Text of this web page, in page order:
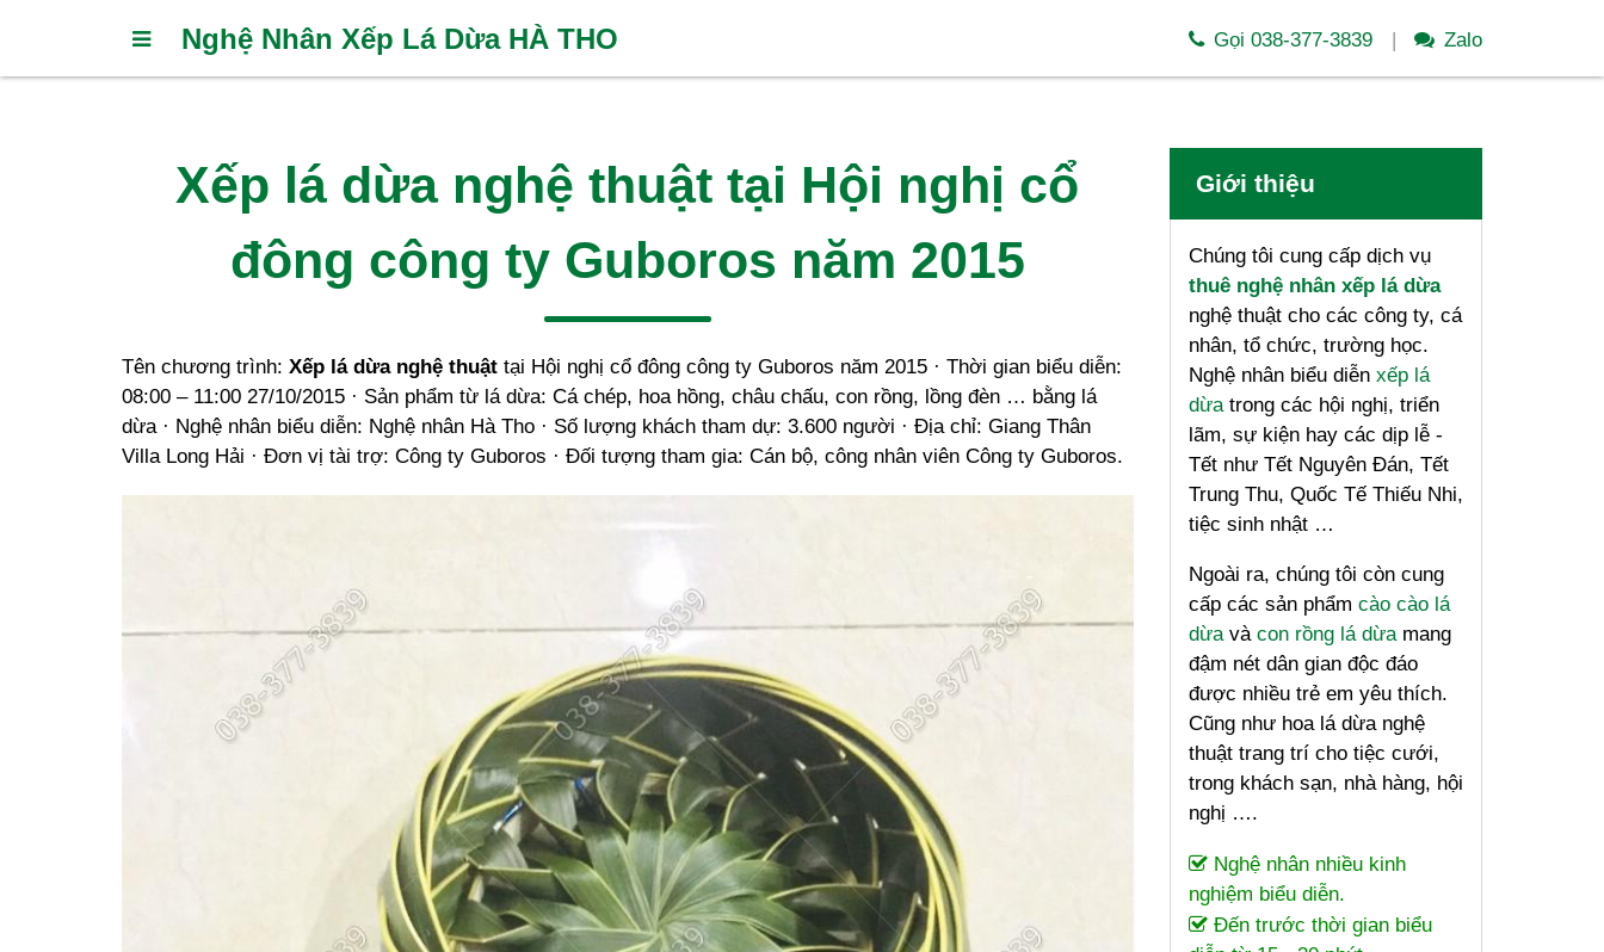
Nghệ Nhân Xếp Lá Dừa HÀ THO Gọi 038-377-3839 Zalo
Xếp lá dừa nghệ thuật tại Hội nghị cổ
đông công ty Guboros năm 2015
Tên chương trình: Xếp lá dừa nghệ thuật tại Hội nghị cổ đông công ty Guboros năm 2015 · Thời gian biểu diễn:
08:00 – 11:00 27/10/2015 · Sản phẩm từ lá dừa: Cá chép, hoa hồng, châu chấu, con rồng, lồng đèn … bằng lá
dừa · Nghệ nhân biểu diễn: Nghệ nhân Hà Tho · Số lượng khách tham dự: 3.600 người · Địa chỉ: Giang Thân
Villa Long Hải · Đơn vị tài trợ: Công ty Guboros · Đối tượng tham gia: Cán bộ, công nhân viên Công ty Guboros.
Giới thiệu
Chúng tôi cung cấp dịch vụ
thuê nghệ nhân xếp lá dừa
nghệ thuật cho các công ty, cá
nhân, tổ chức, trường học.
Nghệ nhân biểu diễn xếp lá
dừatrong các hội nghị, triển
lãm, sự kiện hay các dịp lễ -
Tết như Tết Nguyên Đán, Tết
Trung Thu, Quốc Tế Thiếu Nhi,
tiệc sinh nhật …
Ngoài ra, chúng tôi còn cung
cấp các sản phẩm cào cào lá
dừavà con rồng lá dừamang
đậm nét dân gian độc đáo
được nhiều trẻ em yêu thích.
Cũng như hoa lá dừa nghệ
thuật trang trí cho tiệc cưới,
trong khách sạn, nhà hàng, hội
nghị ….
Nghệ nhân nhiều kinh
nghiệm biểu diễn.
Đến trước thời gian biểu